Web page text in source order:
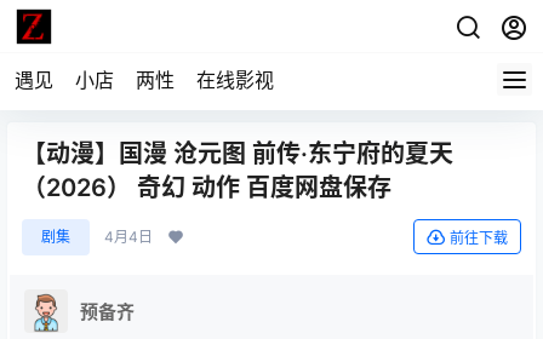
遇见 小店 两性 在线影视
【动漫】国漫 沧元图 前传·东宁府的夏天
（2026） 奇幻 动作 百度网盘保存
剧集 4月4日 前往下载
预备齐